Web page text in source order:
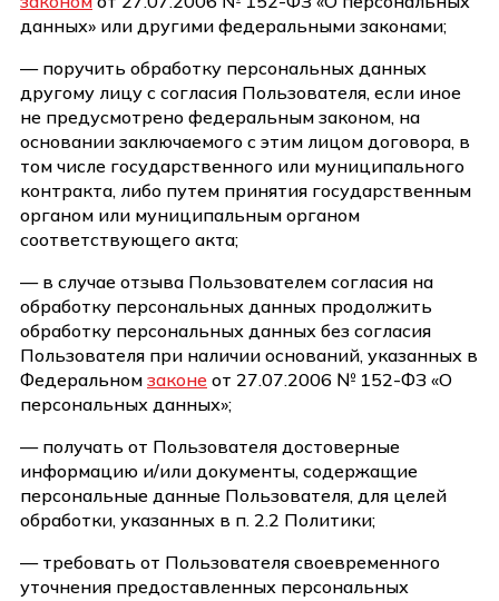
данных» или другими федеральными законами;
— поручить обработку персональных данных
другому лицу с согласия Пользователя, если иное
не предусмотрено федеральным законом, на
основании заключаемого с этим лицом договора, в
том числе государственного или муниципального
контракта, либо путем принятия государственным
органом или муниципальным органом
соответствующего акта;
— в случае отзыва Пользователем согласия на
обработку персональных данных продолжить
обработку персональных данных без согласия
Пользователя при наличии оснований, указанных в
Федеральном законе от 27.07.2006 № 152-ФЗ «О
персональных данных»;
— получать от Пользователя достоверные
информацию и/или документы, содержащие
персональные данные Пользователя, для целей
обработки, указанных в п. 2.2 Политики;
— требовать от Пользователя своевременного
уточнения предоставленных персональных